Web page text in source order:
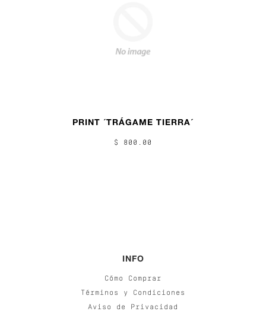
PRINT ´TRÁGAME TIERRA´
$ 800.00
INFO
Cómo Comprar
Términos y Condiciones
Aviso de Privacidad